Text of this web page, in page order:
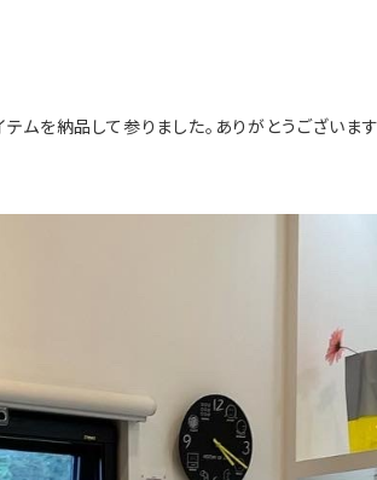
を納品して参りました。ありがとうございます